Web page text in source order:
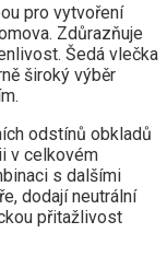
pro vytvoření
Zdůrazňuje
Šedá vlečka
široký výběr
odstínů obkladů
v celkovém
s dalšími
dodají neutrální
přitažlivost